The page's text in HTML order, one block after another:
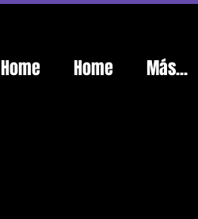
Home Home Más...